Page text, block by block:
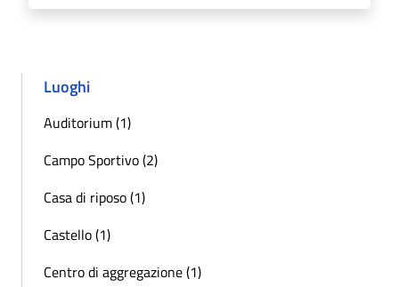
Luoghi
Auditorium (1)
Campo Sportivo (2)
Casa di riposo (1)
Castello (1)
Centro di aggregazione (1)